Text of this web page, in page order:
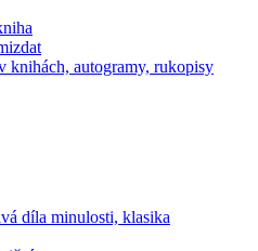
knihách, autogramy, rukopisy
díla minulosti, klasika